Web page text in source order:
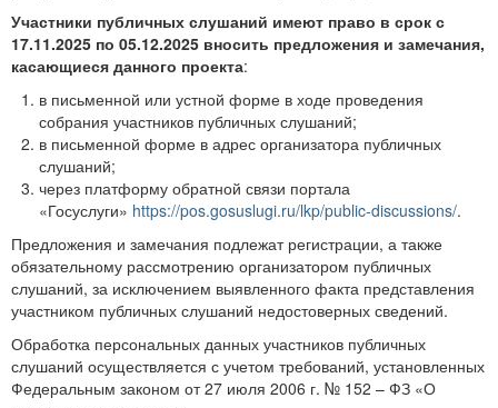
Участники публичных слушаний имеют право в срок с
17.11.2025 по 05.12.2025 вносить предложения и замечания,
касающиеся данного проекта:
в письменной или устной форме в ходе проведения
собрания участников публичных слушаний;
в письменной форме в адрес организатора публичных
слушаний;
через платформу обратной связи портала
«Госуслуги» https://pos.gosuslugi.ru/lkp/public-discussions/.
Предложения и замечания подлежат регистрации, а также
обязательному рассмотрению организатором публичных
слушаний, за исключением выявленного факта представления
участником публичных слушаний недостоверных сведений.
Обработка персональных данных участников публичных
слушаний осуществляется с учетом требований, установленных
Федеральным законом от 27 июля 2006 г. № 152 – ФЗ «О